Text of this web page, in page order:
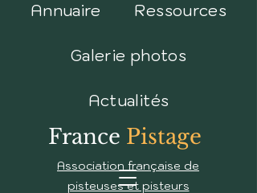
Annuaire Ressources
Galerie photos
Actualités
France Pistage
Association française de
pisteuses et pisteurs